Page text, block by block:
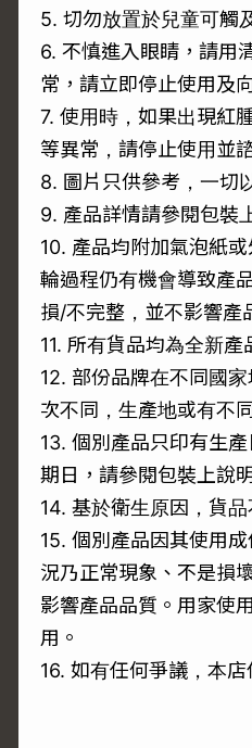
5. 切勿放置於兒童可觸
6. 不慎進入眼睛，請用
常，請立即停止使用及
7. 使用時，如果出現紅
等異常，請停止使用並
8. 圖片只供參考，一切
9. 產品詳情請參閱包裝
10. 產品均附加氣泡紙
輪過程仍有機會導致產
損/不完整，並不影響產
11. 所有貨品均為全新產
12. 部份品牌在不同國
次不同，生產地或有不
13. 個別產品只印有生
期日，請參閱包裝上說
14. 基於衛生原因，貨品
15. 個別產品因其使用
況乃正常現象、不是損
影響產品品質。用家使
用。
16. 如有任何爭議，本店